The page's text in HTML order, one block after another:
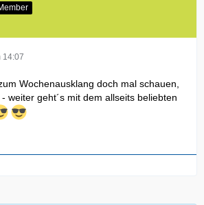
14:07
Wochenausklang doch mal schauen,
weiter geht´s mit dem allseits beliebten